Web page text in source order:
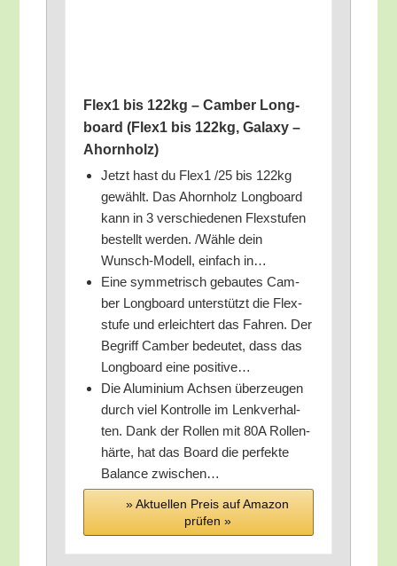
Flex1 bis 122kg – Cam­ber Long­
board (Flex1 bis 122kg, Gala­xy –
Ahornholz)
Jetzt hast du Flex1 /​25 bis 122kg
gewählt. Das Ahorn­holz Long­board
kann in 3 ver­schie­de­nen Flex­stu­fen
bestellt wer­den. /​Wäh­le dein
Wunsch-Modell, ein­fach in…
Eine sym­me­trisch gebau­tes Cam­
ber Long­board unter­stützt die Flex­
stu­fe und erleich­tert das Fah­ren. Der
Begriff Cam­ber bedeu­tet, dass das
Long­board eine positive…
Die Alu­mi­ni­um Ach­sen über­zeu­gen
durch viel Kon­trol­le im Lenk­ver­hal­
ten. Dank der Rol­len mit 80A Rol­len­
här­te, hat das Board die per­fek­te
Balan­ce zwischen…
» Aktu­el­len Preis auf Ama­zon
prü­fen »